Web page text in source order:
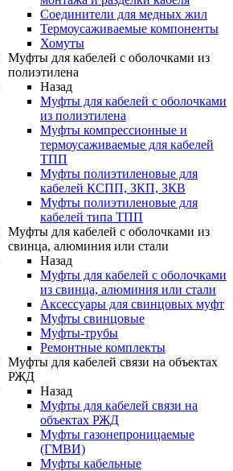
Соединители для медных жил
Термоусаживаемые компоненты
Хомуты
Муфты для кабелей с оболочками из
полиэтилена
Назад
Муфты для кабелей с оболочками
из полиэтилена
Муфты компрессионные и
термоусаживаемые для кабелей
ТПП
Муфты полиэтиленовые для
кабелей КСПП, ЗКП, ЗКВ
Муфты полиэтиленовые для
кабелей типа ТПП
Муфты для кабелей с оболочками из
свинца, алюминия или стали
Назад
Муфты для кабелей с оболочками
из свинца, алюминия или стали
Аксессуары для свинцовых муфт
Муфты свинцовые
Муфты-трубы
Ремонтные комплекты
Муфты для кабелей связи на объектах
РЖД
Назад
Муфты для кабелей связи на
объектах РЖД
Муфты газонепроницаемые
(ГМВИ)
Муфты кабельные